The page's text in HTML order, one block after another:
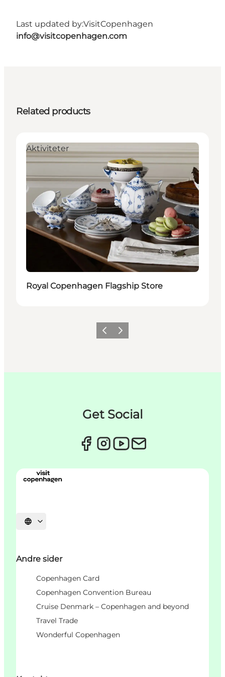
Last updated by:VisitCopenhagen
info@visitcopenhagen.com
Related products
Aktiviteter
Royal Copenhagen Flagship Store
Previous
Next
Get Social
Select language
Andre sider
Copenhagen Card
Copenhagen Convention Bureau
Cruise Denmark – Copenhagen and beyond
Travel Trade
Wonderful Copenhagen